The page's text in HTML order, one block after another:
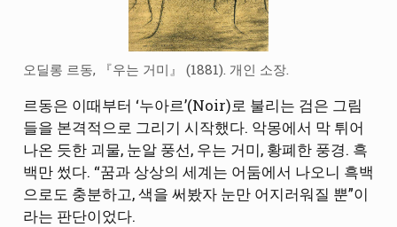
오딜롱 르동, 『우는 거미』 (1881). 개인 소장.
르동은 이때부터 ‘누아르’(Noir)로 불리는 검은 그림
들을 본격적으로 그리기 시작했다. 악몽에서 막 튀어
나온 듯한 괴물, 눈알 풍선, 우는 거미, 황폐한 풍경. 흑
백만 썼다. “꿈과 상상의 세계는 어둠에서 나오니 흑백
으로도 충분하고, 색을 써봤자 눈만 어지러워질 뿐”이
라는 판단이었다.